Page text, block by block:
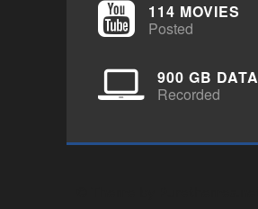
114 MOVIES
Posted
900 GB DATA
Recorded